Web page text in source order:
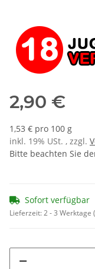
2,90 €
1,53 € pro 100 g
inkl. 19% USt. , zzgl.
Bitte beachten Sie
Sofort verfügbar
Lieferzeit:2 - 3 Werktage